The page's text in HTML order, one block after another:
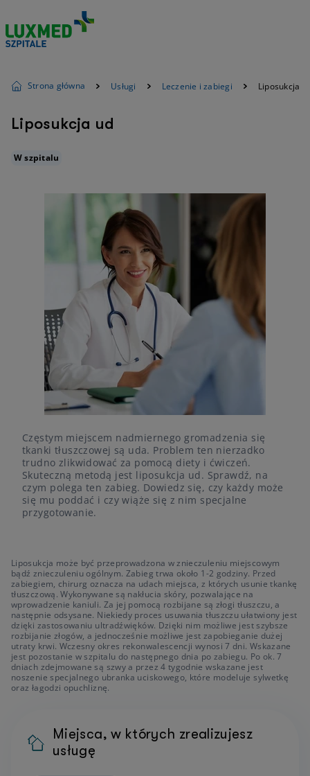
Strona główna Usługi Leczenie i zabiegi Liposukcja
Liposukcja ud
W szpitalu
Częstym miejscem nadmiernego gromadzenia się
tkanki tłuszczowej są uda. Problem ten nierzadko
trudno zlikwidować za pomocą diety i ćwiczeń.
Skuteczną metodą jest liposukcja ud. Sprawdź, na
czym polega ten zabieg. Dowiedz się, czy każdy może
się mu poddać i czy wiąże się z nim specjalne
przygotowanie.
Liposukcja może być przeprowadzona w znieczuleniu miejscowym
bądź znieczuleniu ogólnym. Zabieg trwa około 1-2 godziny. Przed
zabiegiem, chirurg oznacza na udach miejsca, z których usunie tkankę
tłuszczową. Wykonywane są nakłucia skóry, pozwalające na
wprowadzenie kaniuli. Za jej pomocą rozbijane są złogi tłuszczu, a
następnie odsysane. Niekiedy proces usuwania tłuszczu ułatwiony jest
dzięki zastosowaniu ultradźwięków. Dzięki nim możliwe jest szybsze
rozbijanie złogów, a jednocześnie możliwe jest zapobieganie dużej
utraty krwi. Wczesny okres rekonwalescencji wynosi 7 dni. Wskazane
jest pozostanie w szpitalu do następnego dnia po zabiegu. Po ok. 7
dniach zdejmowane są szwy a przez 4 tygodnie wskazane jest
noszenie specjalnego ubranka uciskowego, które modeluje sylwetkę
oraz łagodzi opuchliznę.
Miejsca, w których zrealizujesz
usługę